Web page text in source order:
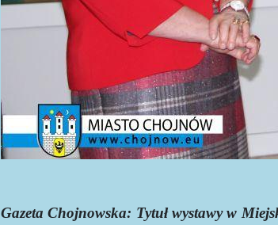
Gazeta Chojnowska: Tytuł wystawy w